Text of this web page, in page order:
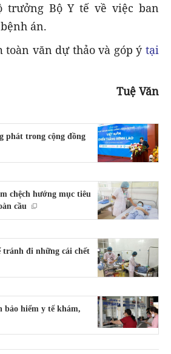
trưởng Bộ Y tế về việc ban
án.
toàn văn dự thảo và góp ý tại
Tuệ Văn
phát trong cộng đồng
chệch hướng mục tiêu
cầu
tránh đi những cái chết
bảo hiểm y tế khám,